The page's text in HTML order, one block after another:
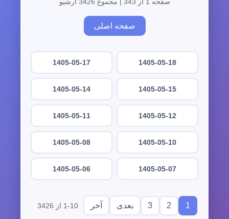
صفحه اصلی
1405-05-18
1405-05-17
1405-05-15
1405-05-14
1405-05-12
1405-05-11
1405-05-10
1405-05-08
1405-05-07
1405-05-06
1
2
3 بعدی آخر 1-10 از 3426